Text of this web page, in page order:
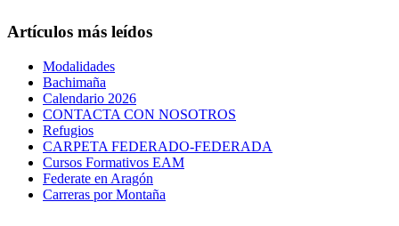
Artículos más leídos
Modalidades
Bachimaña
Calendario 2026
CONTACTA CON NOSOTROS
Refugios
CARPETA FEDERADO-FEDERADA
Cursos Formativos EAM
Federate en Aragón
Carreras por Montaña